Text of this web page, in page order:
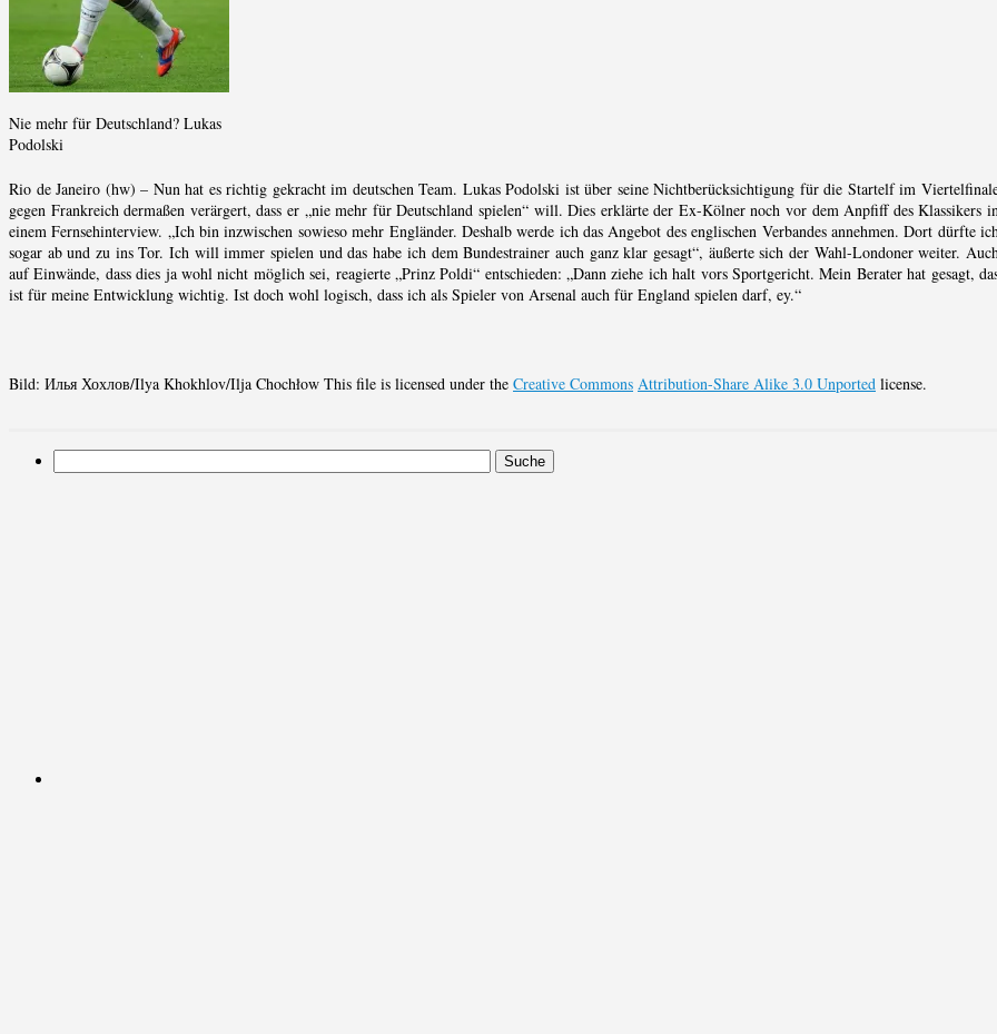
Nie mehr für Deutschland? Lukas
Podolski
Rio de Janeiro (hw) – Nun hat es richtig gekracht im deutschen Team. Lukas Podolski ist über seine Nichtberücksichtigung für die Startelf im
gegen Frankreich dermaßen verärgert, dass er „nie mehr für Deutschland spielen“ will. Dies erklärte der Ex-Kölner noch vor dem Anpfiff des Klassikers in
einem Fernsehinterview. „Ich bin inzwischen sowieso mehr Engländer. Deshalb werde ich das Angebot des englischen Verbandes annehmen. Dort dürfte ich
sogar ab und zu ins Tor. Ich will immer spielen und das habe ich dem Bundestrainer auch ganz klar gesagt“, äußerte sich der Wahl-Londoner weiter. Auch
auf Einwände, dass dies ja wohl nicht möglich sei, reagierte „Prinz Poldi“ entschieden: „Dann ziehe ich halt vors Sportgericht. Mein Berater hat gesagt,
ist für meine Entwicklung wichtig. Ist doch wohl logisch, dass ich als Spieler von Arsenal auch für England spielen darf, ey.“
Bild: Илья Хохлов/Ilya Khokhlov/Ilja Chochłow This file is licensed under the Creative Commons Attribution-Share Alike 3.0 Unported license.